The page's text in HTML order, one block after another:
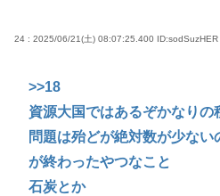
24 : 2025/06/21(土) 08:07:25.400 ID:sodSuzHER
>>18
資源大国ではあるぞかなりの
問題は殆どが絶対数が少な
が終わったやつなこと
石炭とか